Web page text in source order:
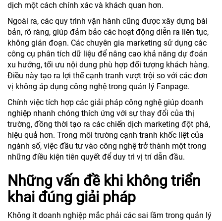
dịch một cách chính xác và khách quan hơn.
Ngoài ra, các quy trình vận hành cũng được xây dựng bài
bản, rõ ràng, giúp đảm bảo các hoạt động diễn ra liên tục,
không gián đoạn. Các chuyên gia marketing sử dụng các
công cụ phân tích dữ liệu để nâng cao khả năng dự đoán
xu hướng, tối ưu nội dung phù hợp đối tượng khách hàng.
Điều này tạo ra lợi thế cạnh tranh vượt trội so với các đơn
vị không áp dụng công nghệ trong quản lý Fanpage.
Chính việc tích hợp các giải pháp công nghệ giúp doanh
nghiệp nhanh chóng thích ứng với sự thay đổi của thị
trường, đồng thời tạo ra các chiến dịch marketing đột phá,
hiệu quả hơn. Trong môi trường cạnh tranh khốc liệt của
ngành số, việc đầu tư vào công nghệ trở thành một trong
những điều kiện tiên quyết để duy trì vị trí dẫn đầu.
Những vấn đề khi không triển
khai đúng giải pháp
Không ít doanh nghiệp mắc phải các sai lầm trong quản lý